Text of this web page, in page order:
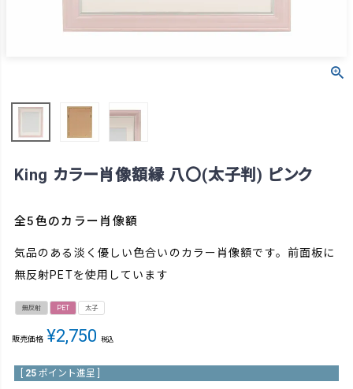
King カラー肖像額縁 八〇(太子判) ピンク
全5色のカラー肖像額
気品のある淡く優しい色合いのカラー肖像額です。前面板に
無反射PETを使用しています
無反射 PET 太子
販売価格 ¥2,750 税込
25 ポイント進呈 ]